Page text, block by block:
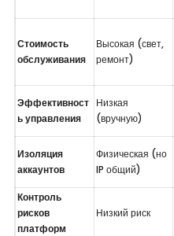
Стоимость
обслуживания
Высокая (свет,
ремонт)
Эффективност
ь управления
Низкая
(вручную)
Изоляция
аккаунтов
Физическая (но
IP общий)
Контроль
рисков
платформ
Низкий риск